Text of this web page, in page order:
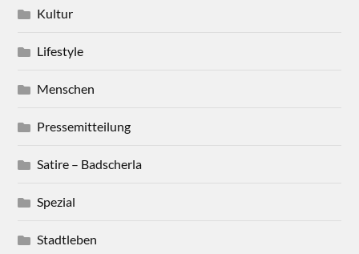
Kultur
Lifestyle
Menschen
Pressemitteilung
Satire – Badscherla
Spezial
Stadtleben